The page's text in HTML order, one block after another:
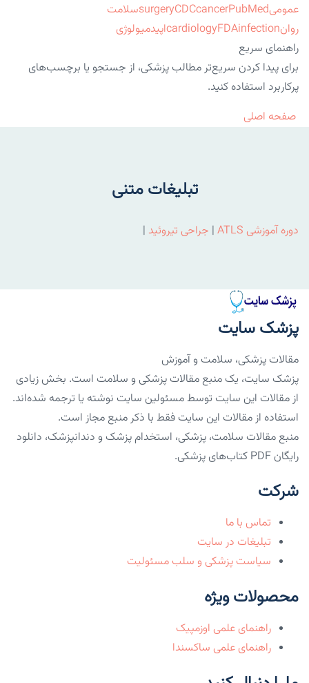
عمومی
surgeryCDCcancerPubMed
سلامت
روان
cardiologyFDAinfection
اپیدمیولوژی
راهنمای سریع
برای پیدا کردن سریع‌تر مطالب پزشکی، از جستجو یا برچسب‌های
پرکاربرد استفاده کنید.
صفحه اصلی
تبلیغات متنی
دوره آموزشی ATLS | جراحی تیروئید |
پزشک سایت
مقالات پزشکی، سلامت و آموزش
پزشک سایت، یک منبع مقالات پزشکی و سلامت است. بخش زیادی
از مقالات این سایت توسط مسئولین سایت نوشته یا ترجمه شده‌اند.
استفاده از مقالات این سایت فقط با ذکر منبع مجاز است.
منبع مقالات سلامت، پزشکی، استخدام پزشک و دندانپزشک، دانلود
رایگان PDF کتاب‌های پزشکی.
شرکت
تماس با ما
تبلیغات در سایت
سیاست پزشکی و سلب مسئولیت
محصولات ویژه
راهنمای علمی اوزمپیک
راهنمای علمی ساکسندا